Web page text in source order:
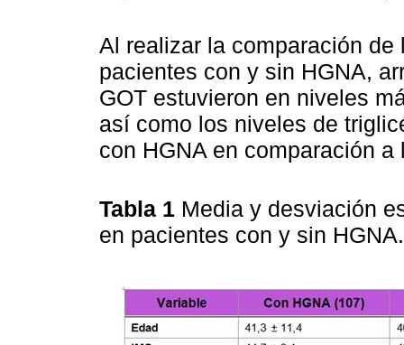
Al realizar la comparación
pacientes con y sin HGNA,
GOT estuvieron en niveles
así como los niveles de
con HGNA en comparación
Tabla 1 Media y desviación
en pacientes con y sin